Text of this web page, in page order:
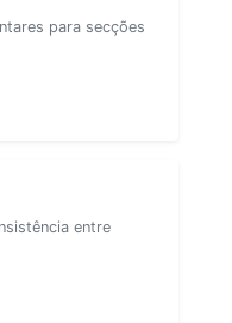
para secções
entre